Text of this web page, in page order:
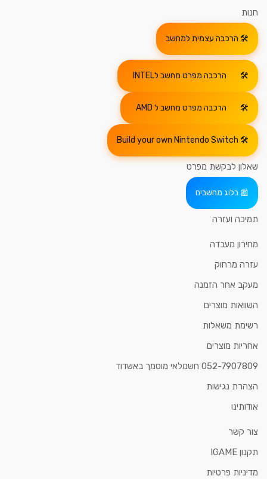
חנות
הרכבה עצמית למחשב
הרכבה מפרט מחשב לINTEL
הרכבה מפרט מחשב ל AMD
Build your own Nintendo Switch
שאלון לבקשת מפרט
בלוג מחשבים
תמיכה ועזרה
מחירון מעבדה
עזרה מרחוק
מעקב אחר הזמנה
השוואות מוצרים
רשימת משאלות
אחריות מוצרים
052-7907809 חשמלאי מוסמך באשדוד
הצהרת נגישות
אודותינו
צור קשר
תקנון IGAME
מדיניות פרטיות